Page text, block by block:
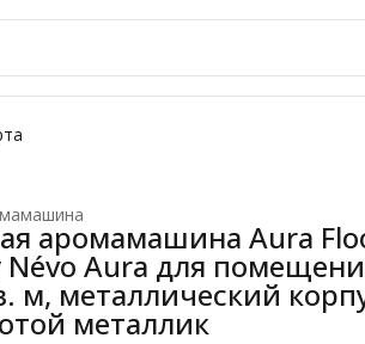
аромамашина Aura
Névo Aura для
м, металлический
металлик